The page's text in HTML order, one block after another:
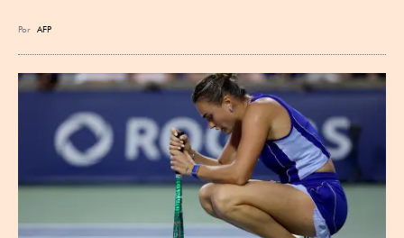
Por AFP